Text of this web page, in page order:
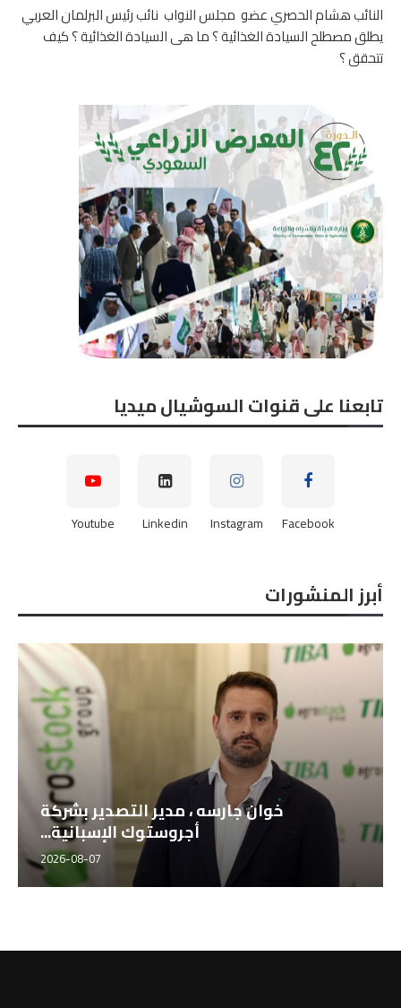
النائب هشام الحصري عضو مجلس النواب نائب رئيس البرلمان العربي
يطلق مصطلح السيادة الغذائية ؟ ما هى السيادة الغذائية ؟ كيف
تتحقق ؟
تابعنا على قنوات السوشيال ميديا
Facebook
Instagram
Linkedin
Youtube
أبرز المنشورات
خوان جارسه ، مدير التصدير بشركة
أجروستوك الإسبانية...
2026-08-07